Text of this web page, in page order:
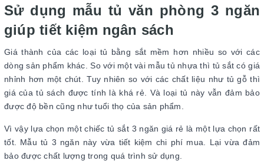
Sử dụng mẫu tủ văn phòng 3 ngăn
giúp tiết kiệm ngân sách
Giá thành của các loại tủ bằng sắt mềm hơn nhiều so với các
dòng sản phẩm khác. So với một vài mẫu tủ nhựa thì tủ sắt có giá
nhỉnh hơn một chút. Tuy nhiên so với các chất liệu như tủ gỗ thì
giá của tủ sách được tính là khá rẻ. Và loại tủ này vẫn đảm bảo
được độ bền cũng như tuổi thọ của sản phẩm.
Vì vậy lựa chọn một chiếc tủ sắt 3 ngăn giá rẻ là một lựa chọn rất
tốt. Mẫu tủ 3 ngăn này vừa tiết kiệm chi phí mua. Lại vừa đảm
bảo được chất lượng trong quá trình sử dụng.